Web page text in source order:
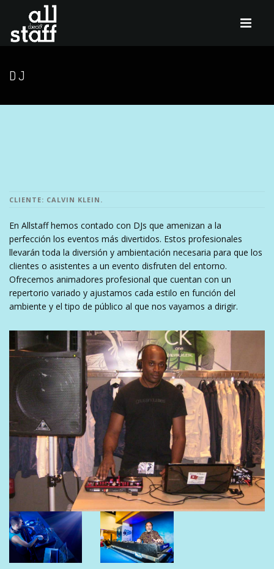
DJ
CLIENTE: CALVIN KLEIN.
En Allstaff hemos contado con DJs que amenizan a la
perfección los eventos más divertidos. Estos profesionales
llevarán toda la diversión y ambientación necesaria para que los
clientes o asistentes a un evento disfruten del entorno.
Ofrecemos animadores profesional que cuentan con un
repertorio variado y ajustamos cada estilo en función del
ambiente y el tipo de público al que nos vayamos a dirigir.